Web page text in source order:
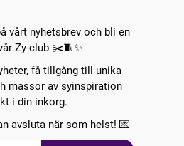
vårt nyhetsbrev och bli en
Zy-club ✂️🧵✨
få tillgång till unika
massor av syinspiration
i din inkorg.
avsluta när som helst! 💌